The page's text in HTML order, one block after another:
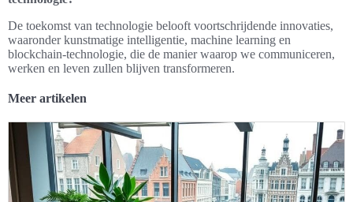
De toekomst van technologie belooft voortschrijdende innovaties,
waaronder kunstmatige intelligentie, machine learning en
blockchain-technologie, die de manier waarop we communiceren,
werken en leven zullen blijven transformeren.
Meer artikelen